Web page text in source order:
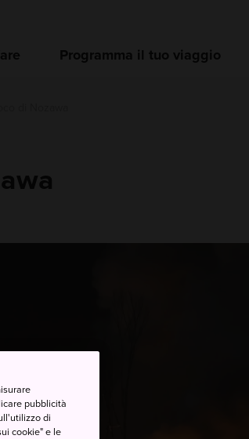
Programma il tuo viaggio
pubblicità
di
cookie" e le